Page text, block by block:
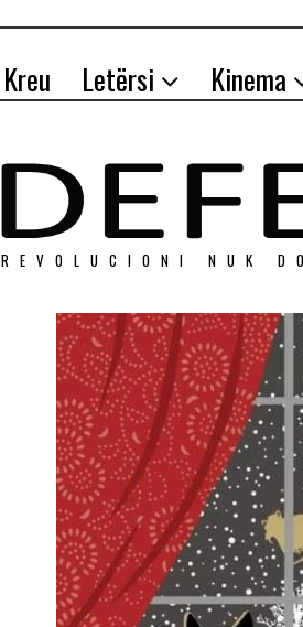
Kreu Letërsi Kinema
REVOLUCIONI NUK